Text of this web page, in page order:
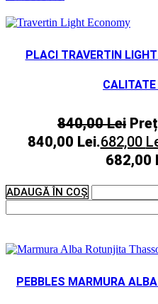
PLACI TRAVERTIN
840,00Lei
840,00 Lei.682,00
682,00
ADAUGĂ ÎN COȘ
PEBBLES MARMURA